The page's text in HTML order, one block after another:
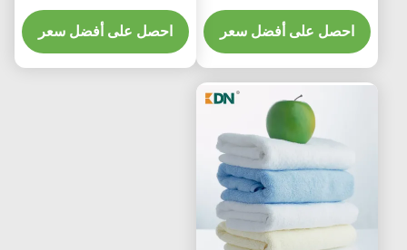
الملابس اكثر اشراقا ونظافة
احصل على أفضل سعر
احصل على أفضل سعر